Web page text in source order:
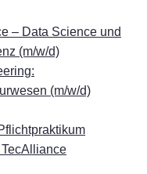
– Data Sci­ence und
(m/w/d)
(m/w/d)